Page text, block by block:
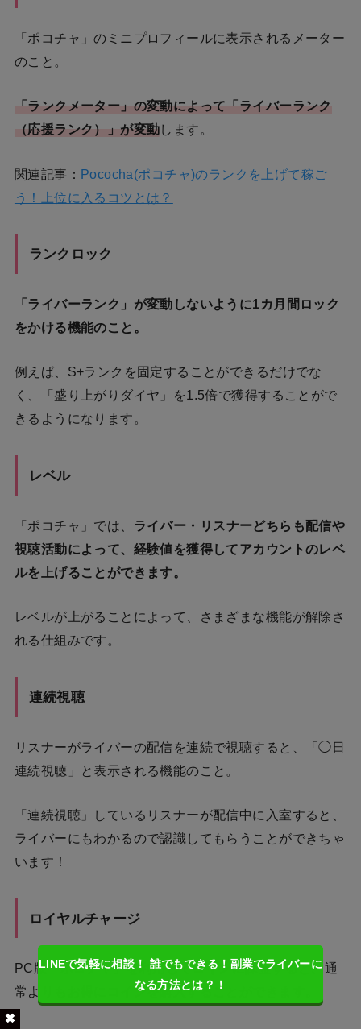
「ポコチャ」のミニプロフィールに表示されるメーター
のこと。
「ランクメーター」の変動によって「ライバーランク
（応援ランク）」が変動します。
関連記事： Pococha(ポコチャ)のランクを上げて稼ご
う！上位に入るコツとは？
ランクロック
「ライバーランク」が変動しないように1カ月間ロック
をかける機能のこと。
例えば、S+ランクを固定することができるだけでな
く、「盛り上がりダイヤ」を1.5倍で獲得することがで
きるようになります。
レベル
「ポコチャ」では、 ライバー・リスナーどちらも配信や
視聴活動によって、経験値を獲得してアカウントのレベ
ルを上げることができます。
レベルが上がることによって、さまざまな機能が解除さ
れる仕組みです。
連続視聴
リスナーがライバーの配信を連続で視聴すると、「◯日
連続視聴」と表示される機能のこと。
「連続視聴」しているリスナーが配信中に入室すると、
ライバーにもわかるので認識してもらうことができちゃ
います！
ロイヤルチャージ
PC版「ポコチャ」を利用してコインに課金すると、通
常よりもお得にコインを購入することができます。
LINEで気軽に相談！ 誰でもできる！副業でライバーに
なる方法とは？！